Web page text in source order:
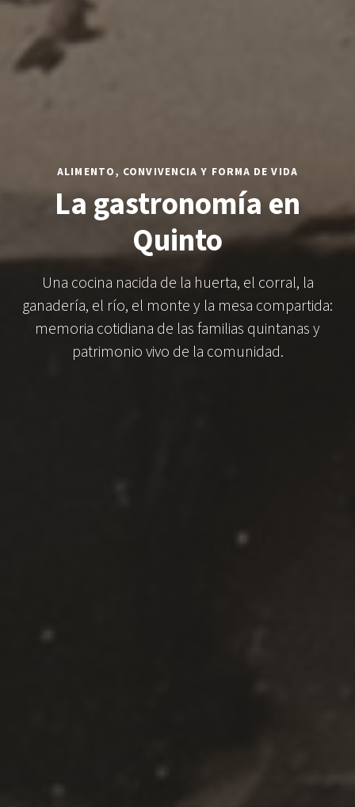
ALIMENTO, CONVIVENCIA Y FORMA DE VIDA
La gastronomía en
Quinto
Una cocina nacida de la huerta, el corral, la
ganadería, el río, el monte y la mesa compartida:
memoria cotidiana de las familias quintanas y
patrimonio vivo de la comunidad.